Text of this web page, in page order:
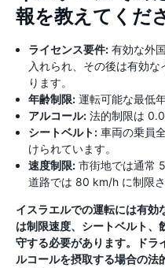
報を教えてくだ
ライセンス要件: 有効な外
入れられ、その後は有効
ります。
年齢制限: 運転可能な最低
アルコール: 法的制限は
シートベルト: 車両の乗員
けられています。
速度制限: 市街地では通常
道路では 80 km/h に制限さ
イスラエルでの運転には有効
は制限速度、シートベルト、
守する必要があります。ドラ
ルコールを摂取する場合の